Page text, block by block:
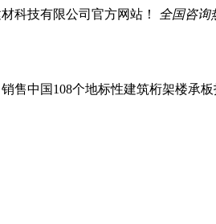
科技有限公司官方网站！ 全国咨询
售中国108个地标性建筑桁架楼承